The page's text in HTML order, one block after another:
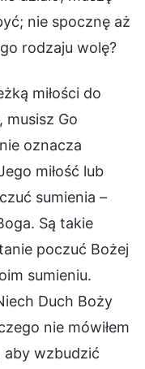
nie spocznę aż
rodzaju wolę?
miłości do
musisz Go
oznacza
miłość lub
sumienia –
Są takie
poczuć Bożej
sumieniu.
Duch Boży
nie mówiłem
aby wzbudzić